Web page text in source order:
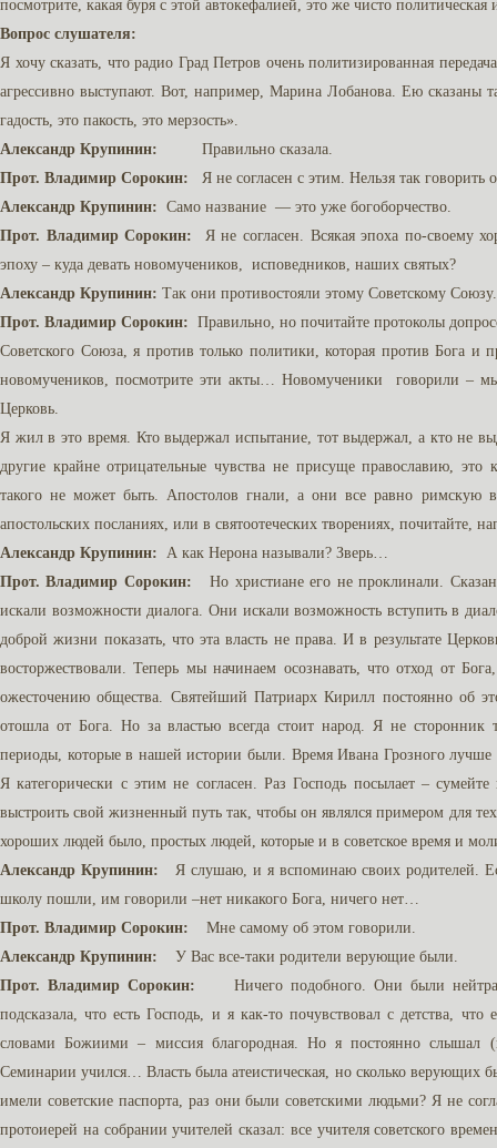
посмотрите, какая буря с этой автокефалией, это же чисто политическая
Вопрос слушателя:
Я хочу сказать, что радио Град Петров очень политизированная
агрессивно выступают. Вот, например, Марина Лобанова. Ею сказаны
гадость, это пакость, это мерзость».
Александр Крупинин: Правильно сказала.
Прот. Владимир Сорокин: Я не согласен с этим. Нельзя так
Александр Крупинин: Само название — это уже богоборчество.
Прот. Владимир Сорокин: Я не согласен. Всякая эпоха по-своему
эпоху – куда девать новомучеников, исповедников, наших святых?
Александр Крупинин: Так они противостояли этому Советскому Союзу.
Прот. Владимир Сорокин: Правильно, но почитайте протоколы
Советского Союза, я против только политики, которая против Бога и
новомучеников, посмотрите эти акты… Новомученики говорили –
Церковь.
Я жил в это время. Кто выдержал испытание, тот выдержал, а кто не
другие крайне отрицательные чувства не присуще православию, это
такого не может быть. Апостолов гнали, а они все равно римскую
апостольских посланиях, или в святоотеческих творениях, почитайте,
Александр Крупинин: А как Нерона называли? Зверь…
Прот. Владимир Сорокин: Но христиане его не проклинали.
искали возможности диалога. Они искали возможность вступить в
доброй жизни показать, что эта власть не права. И в результате
восторжествовали. Теперь мы начинаем осознавать, что отход от
ожесточению общества. Святейший Патриарх Кирилл постоянно об
отошла от Бога. Но за властью всегда стоит народ. Я не сторонник
периоды, которые в нашей истории были. Время Ивана Грозного
Я категорически с этим не согласен. Раз Господь посылает –
выстроить свой жизненный путь так, чтобы он являлся примером для
хороших людей было, простых людей, которые и в советское время и
Александр Крупинин: Я слушаю, и я вспоминаю своих родителей.
школу пошли, им говорили –нет никакого Бога, ничего нет…
Прот. Владимир Сорокин: Мне самому об этом говорили.
Александр Крупинин: У Вас все-таки родители верующие были.
Прот. Владимир Сорокин: Ничего подобного. Они были
подсказала, что есть Господь, и я как-то почувствовал с детства,
словами Божиими – миссия благородная. Но я постоянно слышал
Семинарии учился… Власть была атеистическая, но сколько верующих
имели советские паспорта, раз они были советскими людьми? Я не
протоиерей на собрании учителей сказал: все учителя советского